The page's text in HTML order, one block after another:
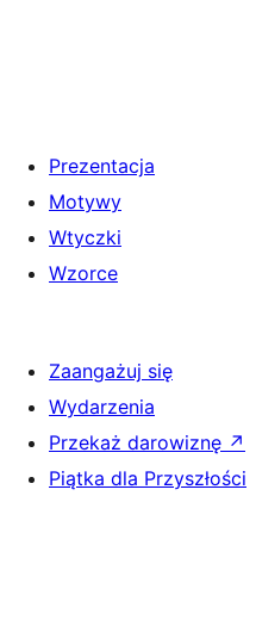
Prezentacja
Motywy
Wtyczki
Wzorce
Zaangażuj się
Wydarzenia
Przekaż darowiznę ↗
Piątka dla Przyszłości